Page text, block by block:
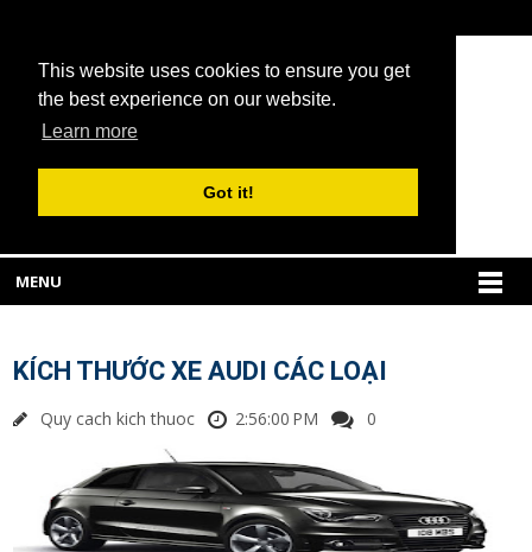
This website uses cookies to ensure you get
the best experience on our website.
Learn more
Got it!
MENU
KÍCH THƯỚC XE AUDI CÁC LOẠI
Quy cach kich thuoc 2:56:00 PM 0